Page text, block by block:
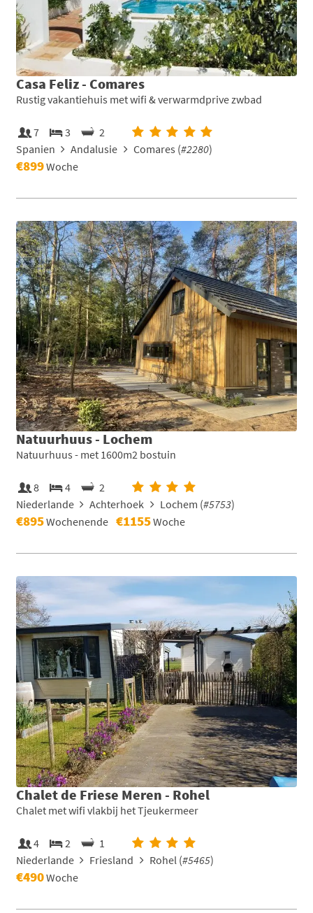
Casa Feliz - Comares
Rustig vakantiehuis met wifi & verwarmdprive zwbad
7 3
2
Spanien
Andalusie Comares (#2280)
€899Woche
Natuurhuus - Lochem
Natuurhuus - met 1600m2 bostuin
8 4
2
Niederlande
Achterhoek Lochem (#5753)
€895Wochenende €1155Woche
Chalet de Friese Meren - Rohel
Chalet met wifi vlakbij het Tjeukermeer
4 2
1
Niederlande
Friesland Rohel (#5465)
€490Woche